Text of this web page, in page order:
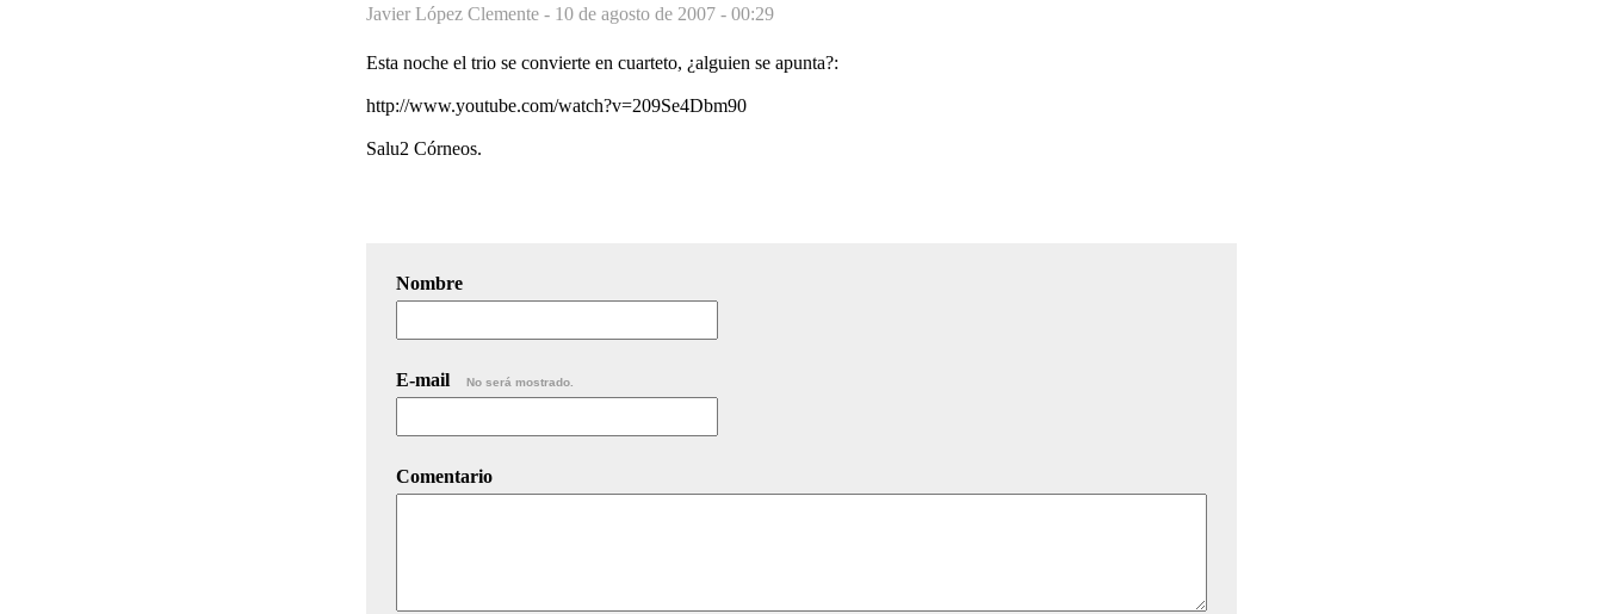
Javier López Clemente - 10 de agosto de 2007 - 00:29
Esta noche el trio se convierte en cuarteto, ¿alguien se apunta?:
http://www.youtube.com/watch?v=209Se4Dbm90
Salu2 Córneos.
Nombre
E-mail No será mostrado.
Comentario